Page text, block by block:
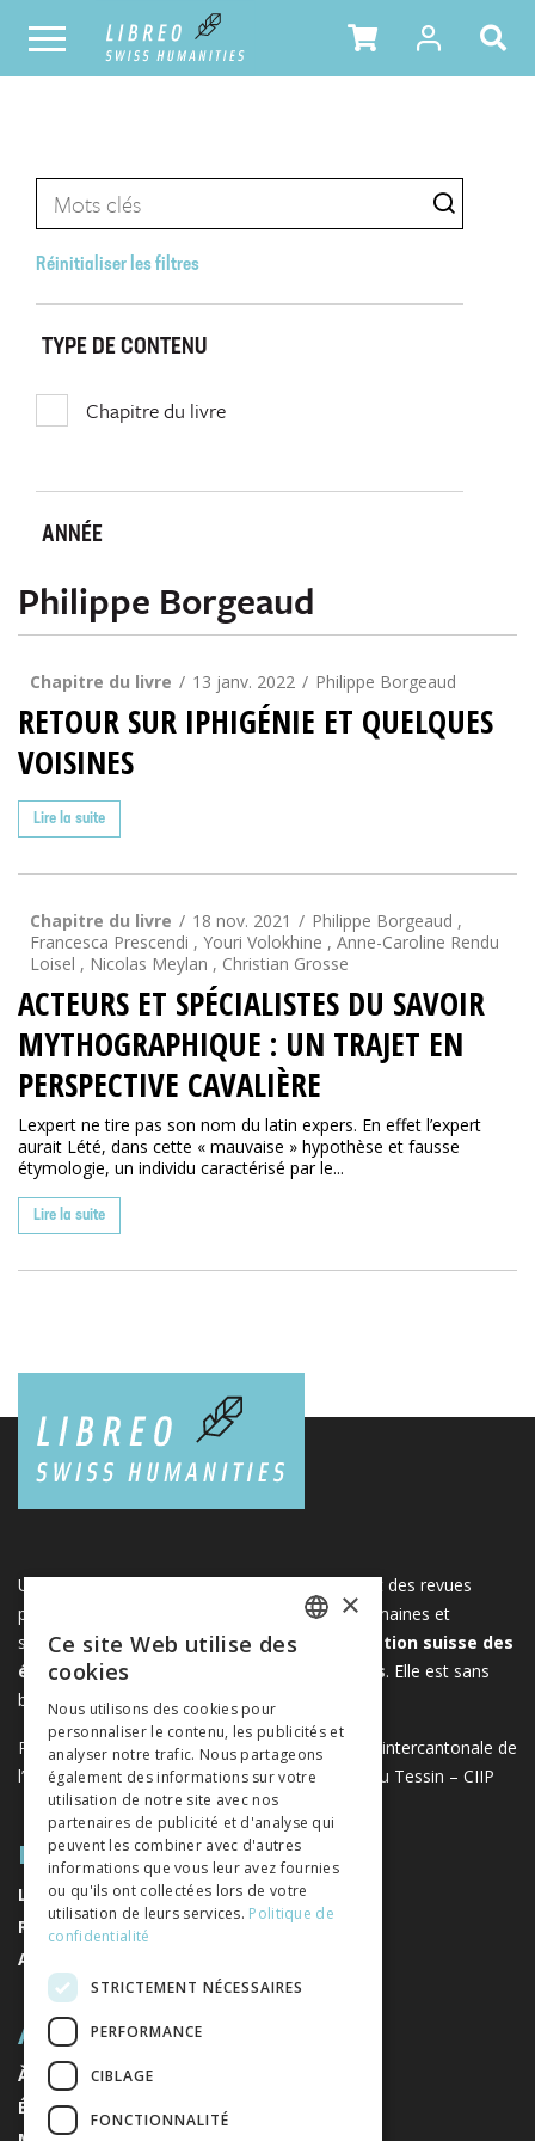
Réinitialiser les filtres
TYPE DE CONTENU
Chapitre du livre
ANNÉE
Philippe Borgeaud
Chapitre du livre 13 janv. 2022 Philippe Borgeaud
RETOUR SUR IPHIGÉNIE ET QUELQUES
VOISINES
Lire la suite
Chapitre du livre 18 nov. 2021
Philippe Borgeaud ,
Francesca Prescendi , Youri Volokhine , Anne-Caroline Rendu
Loisel , Nicolas Meylan , Christian Grosse
ACTEURS ET SPÉCIALISTES DU SAVOIR
MYTHOGRAPHIQUE : UN TRAJET EN
PERSPECTIVE CAVALIÈRE
Lexpert ne tire pas son nom du latin expers. En effet l’expert
aurait Lété, dans cette « mauvaise » hypothèse et fausse
étymologie, un individu caractérisé par le...
Lire la suite
Une plateforme unique regroupant des livres et des revues
publiés par les éditeurs suisses de sciences humaines et
sociales. Libreo.ch est la propriété de l'
Association suisse des
éditeurs de sciences sociales et humaines. Elle est sans
but lucratif.www.editeurssuisses.ch
Projet réalisé avec le soutien de la Conférence intercantonale de
l’instruction publique de la Suisse romande et du Tessin – CIIP
PLAN DU SITE
LIVRES
REVUES
AUTEURS
A PROPOS
À PROPOS DE NOUS
ÉDITEURS
ITALIAN
×
Ce site Web utilise des
cookies
Nous utilisons des cookies pour
personnaliser le contenu, les publicités et
analyser notre trafic. Nous partageons
également des informations sur votre
utilisation de notre site avec nos
partenaires de publicité et d'analyse qui
peuvent les combiner avec d'autres
informations que vous leur avez fournies
ou qu'ils ont collectées lors de votre
utilisation de leurs services. Politique de
confidentialité
STRICTEMENT NÉCESSAIRES
PERFORMANCE
CIBLAGE
FONCTIONNALITÉ